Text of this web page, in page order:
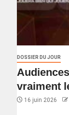
DOSSIER DU JOUR
vraiment
16 juin 2026